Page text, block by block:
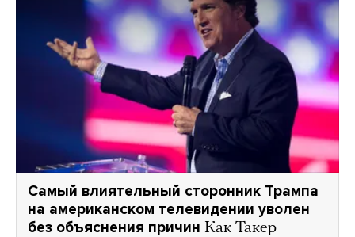
Самый влиятельный сторонник Трампа
на американском телевидении уволен
без объяснения причин Как Такер